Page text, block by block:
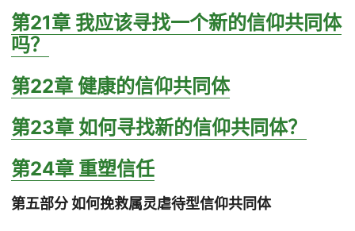
第21章 我应该寻找一个新的信仰共同体
吗？
第22章 健康的信仰共同体
第23章 如何寻找新的信仰共同体？
第24章 重塑信任
第五部分 如何挽救属灵虐待型信仰共同体